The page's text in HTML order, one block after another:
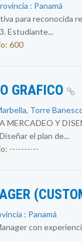
: Panamá
para reconocida
Estudiante...
600
GRAFICO
Torre
MERCADEO Y
el plan de...
----------
: Panamá
con